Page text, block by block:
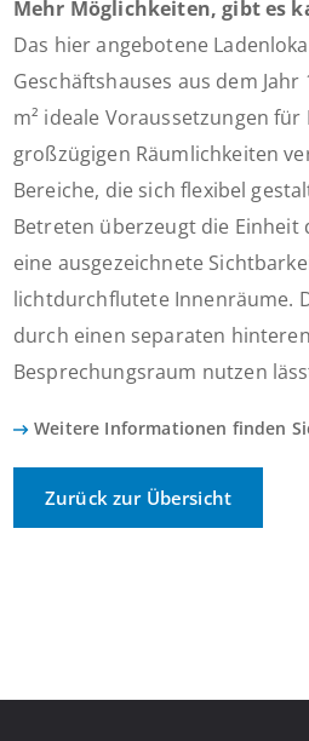
Mehr Möglichkeiten, gibt es
Das hier angebotene
Geschäftshauses aus dem
m² ideale Voraussetzungen
großzügigen Räumlichkeiten
Bereiche, die sich flexibel
Betreten überzeugt die
eine ausgezeichnete
lichtdurchflutete Innenräume.
durch einen separaten
Besprechungsraum nutzen
Weitere Informationen finden
Zurück zur Übersicht